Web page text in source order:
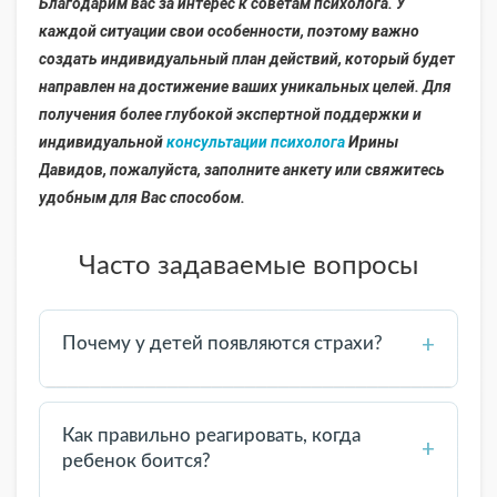
каждой ситуации свои особенности, поэтому важно
создать индивидуальный план действий, который будет
направлен на достижение ваших уникальных целей. Для
получения более глубокой экспертной поддержки и
индивидуальнойконсультации психологаИрины
Давидов, пожалуйста, заполните анкету или свяжитесь
удобным для Вас способом.
Часто задаваемые вопросы
Почему у детей появляются страхи? +
Страхи — естественная часть развития. Они
могут возникать из-за возраста, новых ситуаций,
жизненных изменений, недостатка информации
Как правильно реагировать, когда
ребенок боится?
+